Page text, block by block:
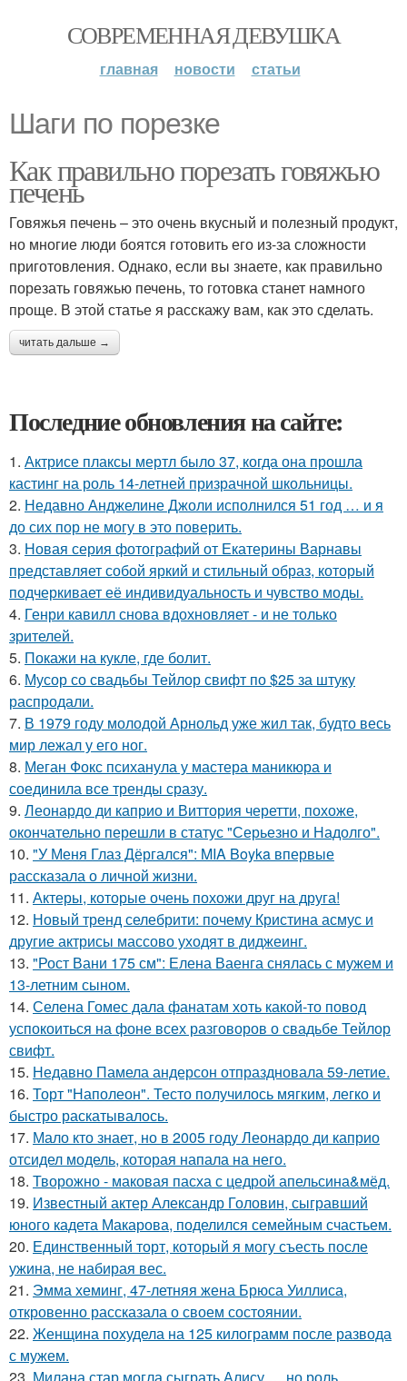
СОВРЕМЕННАЯ ДЕВУШКА
главная новости статьи
Шаги по порезке
Как правильно порезать говяжью
печень
Говяжья печень – это очень вкусный и полезный продукт,
но многие люди боятся готовить его из-за сложности
приготовления. Однако, если вы знаете, как правильно
порезать говяжью печень, то готовка станет намного
проще. В этой статье я расскажу вам, как это сделать.
читать дальше →
Последние обновления на сайте:
1. Актрисе плаксы мертл было 37, когда она прошла
кастинг на роль 14-летней призрачной школьницы.
2. Недавно Анджелине Джоли исполнился 51 год … и я
до сих пор не могу в это поверить.
3. Новая серия фотографий от Екатерины Варнавы
представляет собой яркий и стильный образ, который
подчеркивает её индивидуальность и чувство моды.
4. Генри кавилл снова вдохновляет - и не только
зрителей.
5. Покажи на кукле, где болит.
6. Мусор со свадьбы Тейлор свифт по $25 за штуку
распродали.
7. В 1979 году молодой Арнольд уже жил так, будто весь
мир лежал у его ног.
8. Меган Фокс психанула у мастера маникюра и
соединила все тренды сразу.
9. Леонардо ди каприо и Виттория черетти, похоже,
окончательно перешли в статус "Серьезно и Надолго".
10. "У Меня Глаз Дёргался": MIA Boyka впервые
рассказала о личной жизни.
11. Актеры, которые очень похожи друг на друга!
12. Новый тренд селебрити: почему Кристина асмус и
другие актрисы массово уходят в диджеинг.
13. "Рост Вани 175 см": Елена Ваенга снялась с мужем и
13-летним сыном.
14. Селена Гомес дала фанатам хоть какой-то повод
успокоиться на фоне всех разговоров о свадьбе Тейлор
свифт.
15. Недавно Памела андерсон отпраздновала 59-летие.
16. Торт "Наполеон". Тесто получилось мягким, легко и
быстро раскатывалось.
17. Мало кто знает, но в 2005 году Леонардо ди каприо
отсидел модель, которая напала на него.
18. Творожно - маковая пасха с цедрой апельсина&мёд.
19. Известный актер Александр Головин, сыгравший
юного кадета Макарова, поделился семейным счастьем.
20. Единственный торт, который я могу съесть после
ужина, не набирая вес.
21. Эмма хеминг, 47-летняя жена Брюса Уиллиса,
откровенно рассказала о своем состоянии.
22. Женщина похудела на 125 килограмм после развода
с мужем.